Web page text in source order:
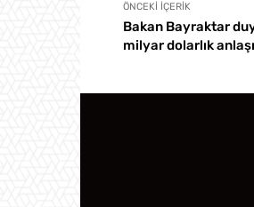
ÖNCEKI İÇERIK
Bakan Bayraktar
milyar dolarlık